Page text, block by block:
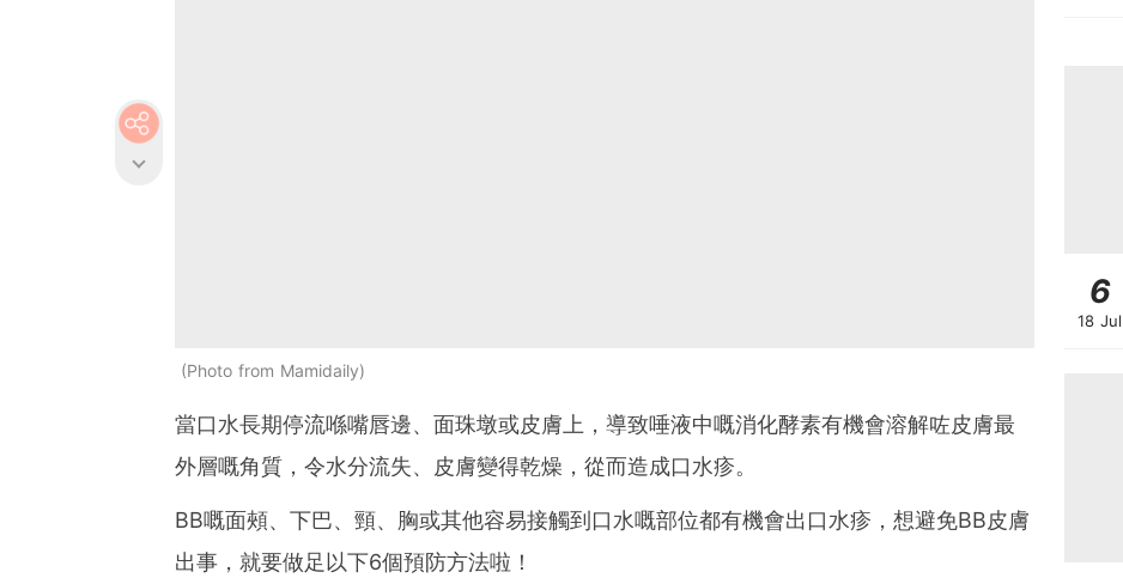
Photo from Mamidaily
當口水長期停流喺嘴唇邊、面珠墩或皮膚上，導致唾液中嘅消化酵素有機會溶解咗皮膚最
外層嘅角質，令水分流失、皮膚變得乾燥，從而造成口水疹。
BB嘅面頰、下巴、頸、胸或其他容易接觸到口水嘅部位都有機會出口水疹，想避免BB皮膚
出事，就要做足以下6個預防方法啦！
6
18 Jul